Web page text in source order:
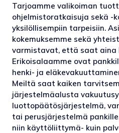
Tarjoamme valikoiman
ohjelmistoratkaisuja sekä -
yksilöllisempiin tarpeisiin.
kokemuksemme sekä
varmistavat, että saat aina
Erikoisalaamme ovat
henki- ja
Meiltä saat kaiken
järjestelmäalusta
luottopäätösjärjestelmä,
tai perusjärjestelmä
niin käyttöliittymä- kuin